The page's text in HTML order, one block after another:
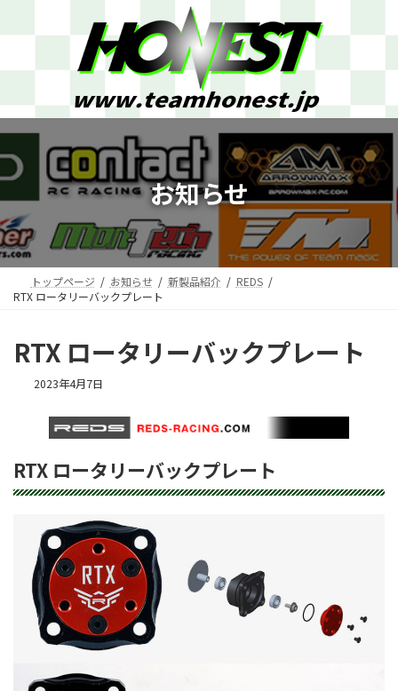
ス
キ
ッ
ン
に
移
お知らせ
トップページ お知らせ 新製品紹介
REDS
RTX ロータリーバックプレート
RTX ロータリーバックプレート
2023年4月7日
RTX ロータリーバックプレート